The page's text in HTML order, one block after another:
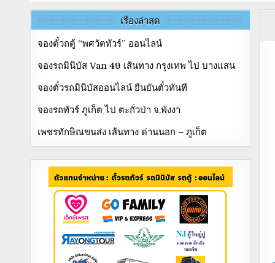
เรื่องล่าสุด
จองตั๋วถตู้ “พศวัตทัวร์” ออนไลน์
จองรถมินิบัส Van 49 เส้นทาง กรุงเทพ ไป บางแสน
จองตั๋วรถมินิบัสออนไลน์ ยืนยันตั๋วทันที
จองรถทัวร์ ภูเก็ต ไป ตะกั่วป่า จ.พังงา
เพชรทักษิณขนส่ง เส้นทาง ด่านนอก – ภูเก็ต